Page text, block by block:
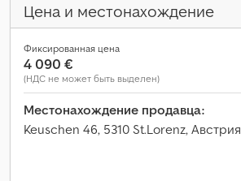
Цена и местонахождение
Фиксированная цена
4 090 €
(НДС не может быть выделен)
Местонахождение продавца:
Keuschen 46, 5310 St.Lorenz, Австрия